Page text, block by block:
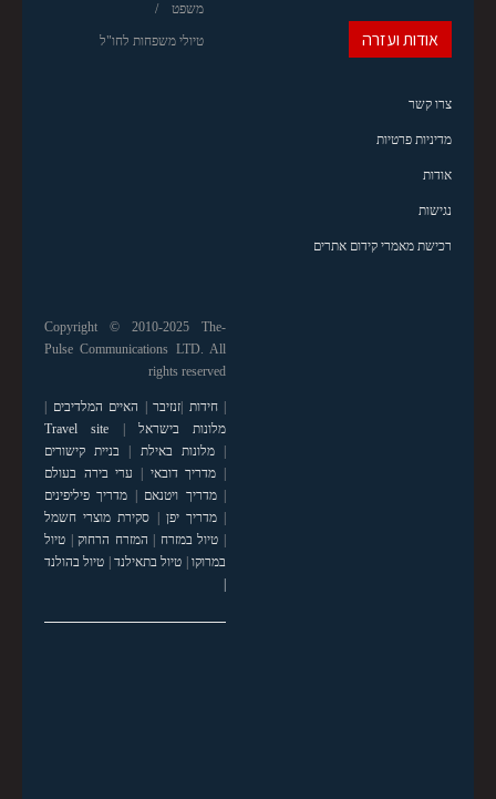
משפט
טיולי משפחות לחו"ל אודות ועזרה
צרו קשר
מדיניות פרטיות
אודות
נגישות
רכישת מאמרי קידום אתרים
Copyright © 2010-2025 The-
Pulse Communications LTD. All
rights reserved
|חידות זנזיבר האיים המלדיבים
מלונות בישראל
Travel site
|מלונות באילת
בניית קישורים
מדריך דובאי
ערי בירה בעולם
|מדריך ויטנאם
מדריך פיליפינים
|מדריך יפן
סקירת מוצרי חשמל
טיול במזרח המזרח הרחוק| טיול
במרוקו| טיול בתאילנד| טיול בהולנד